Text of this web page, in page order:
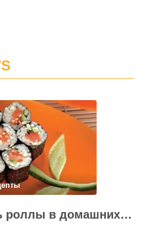
Как приготовить роллы в домашних условиях?